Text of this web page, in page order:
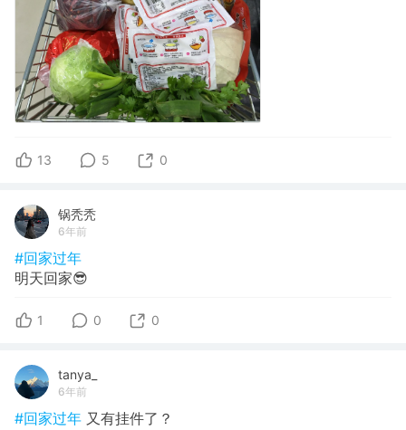
13 5 0
锅秃秃
6年前
#回家过年
明天回家😎
1 0 0
tanya_
6年前
#回家过年 又有挂件了？